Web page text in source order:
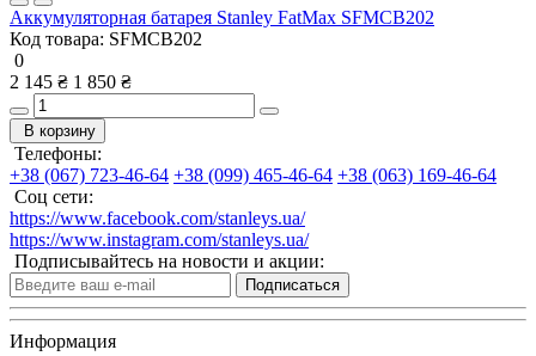
Аккумуляторная батарея Stanley FatMax SFMCB202
Код товара: SFMCB202
0
2 145 ₴ 1 850 ₴
В корзину
Телефоны:
+38 (067) 723-46-64 +38 (099) 465-46-64 +38 (063) 169-46-64
Соц сети:
https://www.facebook.com/stanleys.ua/
https://www.instagram.com/stanleys.ua/
Подписывайтесь на новости и акции:
Подписаться
Информация